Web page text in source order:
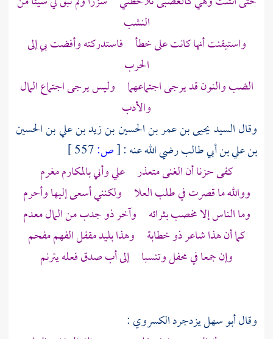
النشب
واستيقنت أنها كانت على خطأ فاستدركته وأفضت بي إلى
الحرب
الضب والنون قد يرجى اجتماعهما وليس يرجى اجتماع المال
والأدب
وقالالسيد يحيى بن عمر بن الحسين بن زيد بن علي بن الحسين
بن علي بن أبي طالبرضي الله عنه :[ص:
كفى حزنا أن الغنى متعذر علي وأني بالمكارم مغرم
ووالله ما قصرت في طلب العلا ولكنني أسعى إليها وأحرم
وما الناس إلا مخصب بثرائه وآخر ذو جدب من المال معدم
كما أن هذا شاعر ذو خطابة وهذا بليد مقفل الفهم مفحم
وإن جمعا في محفل وتنسبا إلى أب صدق فعله يترنم
وقالأبو سهل يزدجرد الكسروي: